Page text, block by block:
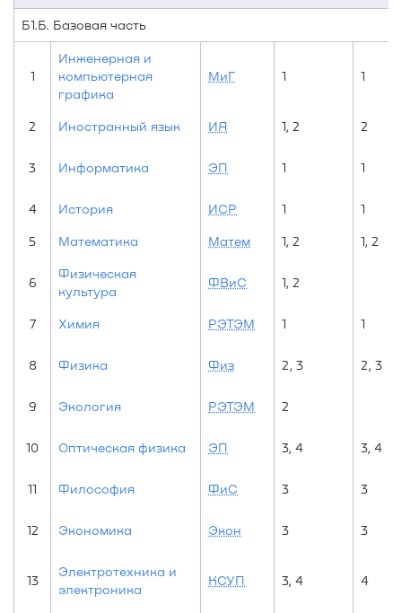
Б1.Б. Базовая часть
1
Инженерная и
компьютерная
графика
МиГ 1 1
2 Иностранный язык ИЯ 1, 2 2
3 Информатика ЭП 1 1
4 История ИСР 1 1
5 Математика Матем 1, 2 1, 2
6
Физическая
культура
ФВиС 1, 2
7 Химия РЭТЭМ 1 1
8 Физика Физ 2, 3 2, 3
9 Экология РЭТЭМ 2
10 Оптическая физика ЭП 3, 4 3, 4
11 Философия ФиС 3 3
12 Экономика Экон 3 3
13
Электротехника и
электроника
КСУП 3, 4 4